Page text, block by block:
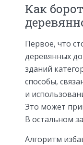
Как
Первое, что
деревянных
зданий
способы,
и
Это может
В остальном
Алгоритм